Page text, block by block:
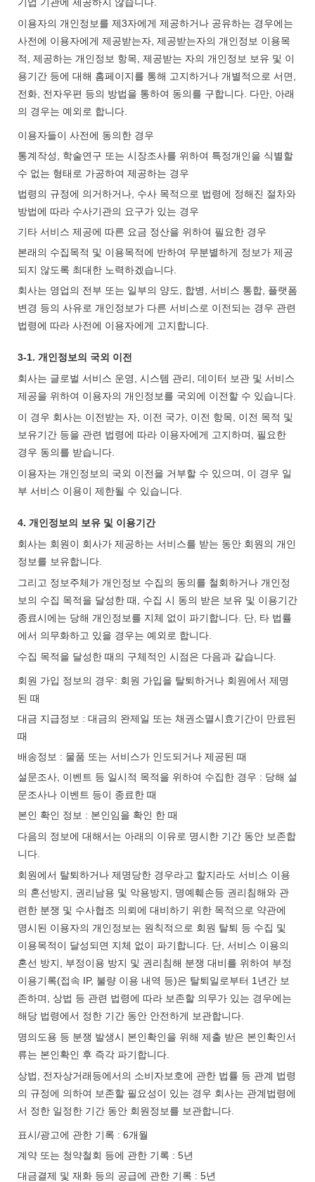
이용자의 개인정보를 제3자에게 제공하거나 공유하는 경우에는
사전에 이용자에게 제공받는자, 제공받는자의 개인정보 이용목
적, 제공하는 개인정보 항목, 제공받는 자의 개인정보 보유 및 이
용기간 등에 대해 홈페이지를 통해 고지하거나 개별적으로 서면,
전화, 전자우편 등의 방법을 통하여 동의를 구합니다. 다만, 아래
의 경우는 예외로 합니다.
이용자들이 사전에 동의한 경우
통계작성, 학술연구 또는 시장조사를 위하여 특정개인을 식별할
수 없는 형태로 가공하여 제공하는 경우
법령의 규정에 의거하거나, 수사 목적으로 법령에 정해진 절차와
방법에 따라 수사기관의 요구가 있는 경우
기타 서비스 제공에 따른 요금 정산을 위하여 필요한 경우
본래의 수집목적 및 이용목적에 반하여 무분별하게 정보가 제공
되지 않도록 최대한 노력하겠습니다.
회사는 영업의 전부 또는 일부의 양도, 합병, 서비스 통합, 플랫폼
변경 등의 사유로 개인정보가 다른 서비스로 이전되는 경우 관련
법령에 따라 사전에 이용자에게 고지합니다.
3-1. 개인정보의 국외 이전
회사는 글로벌 서비스 운영, 시스템 관리, 데이터 보관 및 서비스
제공을 위하여 이용자의 개인정보를 국외에 이전할 수 있습니다.
이 경우 회사는 이전받는 자, 이전 국가, 이전 항목, 이전 목적 및
보유기간 등을 관련 법령에 따라 이용자에게 고지하며, 필요한
경우 동의를 받습니다.
이용자는 개인정보의 국외 이전을 거부할 수 있으며, 이 경우 일
부 서비스 이용이 제한될 수 있습니다.
4. 개인정보의 보유 및 이용기간
회사는 회원이 회사가 제공하는 서비스를 받는 동안 회원의 개인
정보를 보유합니다.
그리고 정보주체가 개인정보 수집의 동의를 철회하거나 개인정
보의 수집 목적을 달성한 때, 수집 시 동의 받은 보유 및 이용기간
종료시에는 당해 개인정보를 지체 없이 파기합니다. 단, 타 법률
에서 의무화하고 있을 경우는 예외로 합니다.
수집 목적을 달성한 때의 구체적인 시점은 다음과 같습니다.
회원 가입 정보의 경우: 회원 가입을 탈퇴하거나 회원에서 제명
된 때
대금 지급정보 : 대금의 완제일 또는 채권소멸시효기간이 만료된
때
배송정보 : 물품 또는 서비스가 인도되거나 제공된 때
설문조사, 이벤트 등 일시적 목적을 위하여 수집한 경우 : 당해 설
문조사나 이벤트 등이 종료한 때
본인 확인 정보 : 본인임을 확인 한 때
다음의 정보에 대해서는 아래의 이유로 명시한 기간 동안 보존합
니다.
회원에서 탈퇴하거나 제명당한 경우라고 할지라도 서비스 이용
의 혼선방지, 권리남용 및 악용방지, 명예훼손등 권리침해와 관
련한 분쟁 및 수사협조 의뢰에 대비하기 위한 목적으로 약관에
명시된 이용자의 개인정보는 원칙적으로 회원 탈퇴 등 수집 및
이용목적이 달성되면 지체 없이 파기합니다. 단, 서비스 이용의
혼선 방지, 부정이용 방지 및 권리침해 분쟁 대비를 위하여 부정
이용기록(접속 IP, 불량 이용 내역 등)은 탈퇴일로부터 1년간 보
존하며, 상법 등 관련 법령에 따라 보존할 의무가 있는 경우에는
해당 법령에서 정한 기간 동안 안전하게 보관합니다.
명의도용 등 분쟁 발생시 본인확인을 위해 제출 받은 본인확인서
류는 본인확인 후 즉각 파기합니다.
상법, 전자상거래등에서의 소비자보호에 관한 법률 등 관계 법령
의 규정에 의하여 보존할 필요성이 있는 경우 회사는 관계법령에
서 정한 일정한 기간 동안 회원정보를 보관합니다.
표시/광고에 관한 기록 : 6개월
계약 또는 청약철회 등에 관한 기록 : 5년
대금결제 및 재화 등의 공급에 관한 기록 : 5년